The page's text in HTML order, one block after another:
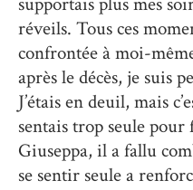
réveils. Tous ces
confrontée à moi-
après le décès, je suis
J’étais en deuil, mais
sentais trop seule pour
Giuseppa, il a fallu
se sentir seule a